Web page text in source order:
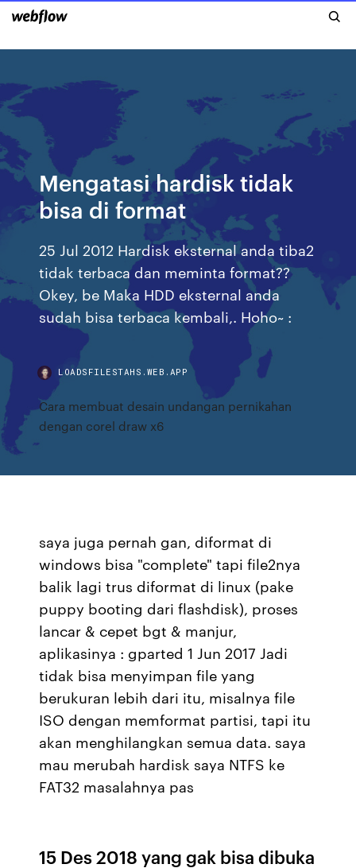
Mengatasi hardisk tidak
bisa di format
25 Jul 2012 Hardisk eksternal anda tiba2
tidak terbaca dan meminta format??
Okey, be Maka HDD eksternal anda
sudah bisa terbaca kembali,. Hoho~ :
LOADSFILESTAHS.WEB.APP
Cara membuat desain undangan pernikahan
dengan corel draw x6
saya juga pernah gan, diformat di
windows bisa "complete" tapi file2nya
balik lagi trus diformat di linux (pake
puppy booting dari flashdisk), proses
lancar & cepet bgt & manjur,
aplikasinya : gparted 1 Jun 2017 Jadi
tidak bisa menyimpan file yang
berukuran lebih dari itu, misalnya file
ISO dengan memformat partisi, tapi itu
akan menghilangkan semua data. saya
mau merubah hardisk saya NTFS ke
FAT32 masalahnya pas
15 Des 2018 yang gak bisa dibuka